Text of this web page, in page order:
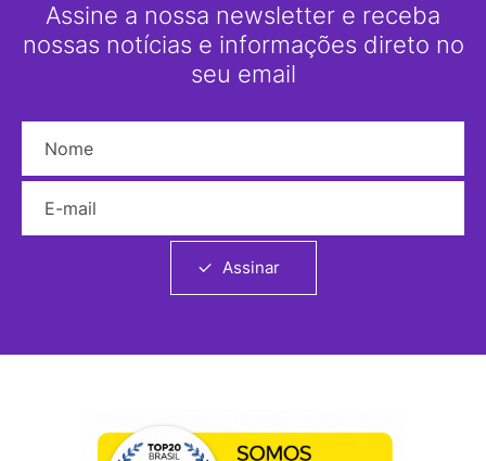
Assine a nossa newsletter e receba
nossas notícias e informações direto no
seu email
Assinar